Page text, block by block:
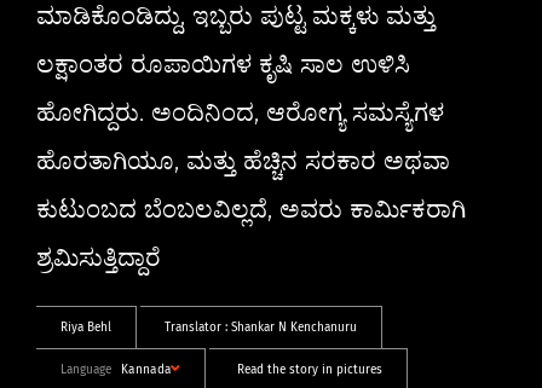
ಮಾಡಿಕೊಂಡಿದ್ದು, ಇಬ್ಬರು ಪುಟ್ಟ ಮಕ್ಕಳು ಮತ್ತು
ಲಕ್ಷಾಂತರ ರೂಪಾಯಿಗಳ ಕೃಷಿ ಸಾಲ ಉಳಿಸಿ
ಹೋಗಿದ್ದರು. ಅಂದಿನಿಂದ, ಆರೋಗ್ಯ ಸಮಸ್ಯೆಗಳ
ಹೊರತಾಗಿಯೂ, ಮತ್ತು ಹೆಚ್ಚಿನ ಸರಕಾರ ಅಥವಾ
ಕುಟುಂಬದ ಬೆಂಬಲವಿಲ್ಲದೆ, ಅವರು ಕಾರ್ಮಿಕರಾಗಿ
ಶ್ರಮಿಸುತ್ತಿದ್ದಾರೆ
Riya Behl Translator : Shankar N Kenchanuru
Language Kannada Read the story in pictures